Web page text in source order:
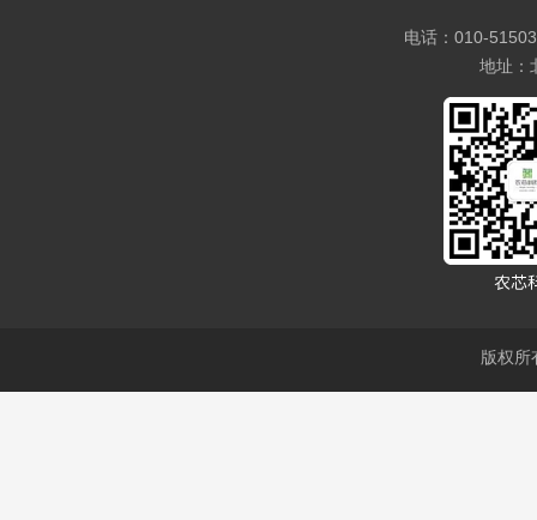
电话：010-
地址：
版权